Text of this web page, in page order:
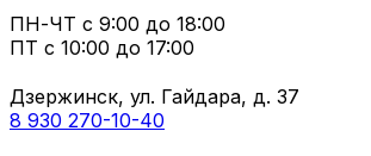
ПН-ЧТ с 9:00 до 18:00
ПТ с 10:00 до 17:00
Дзержинск, ул. Гайдара, д. 37
8 930 270-10-40